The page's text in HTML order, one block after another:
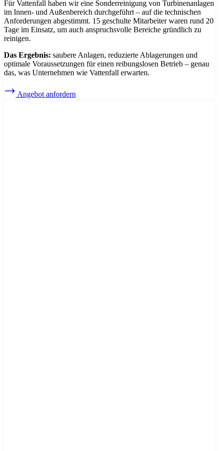
Für Vattenfall haben wir eine Sonderreinigung von Turbinenanlagen
im Innen- und Außenbereich durchgeführt – auf die technischen
Anforderungen abgestimmt. 15 geschulte Mitarbeiter waren rund 20
Tage im Einsatz, um auch anspruchsvolle Bereiche gründlich zu
reinigen.
Das Ergebnis: saubere Anlagen, reduzierte Ablagerungen und
optimale Voraussetzungen für einen reibungslosen Betrieb – genau
das, was Unternehmen wie Vattenfall erwarten.
Angebot anfordern